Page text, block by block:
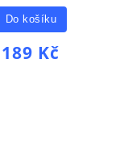
189 Kč
Do košíku